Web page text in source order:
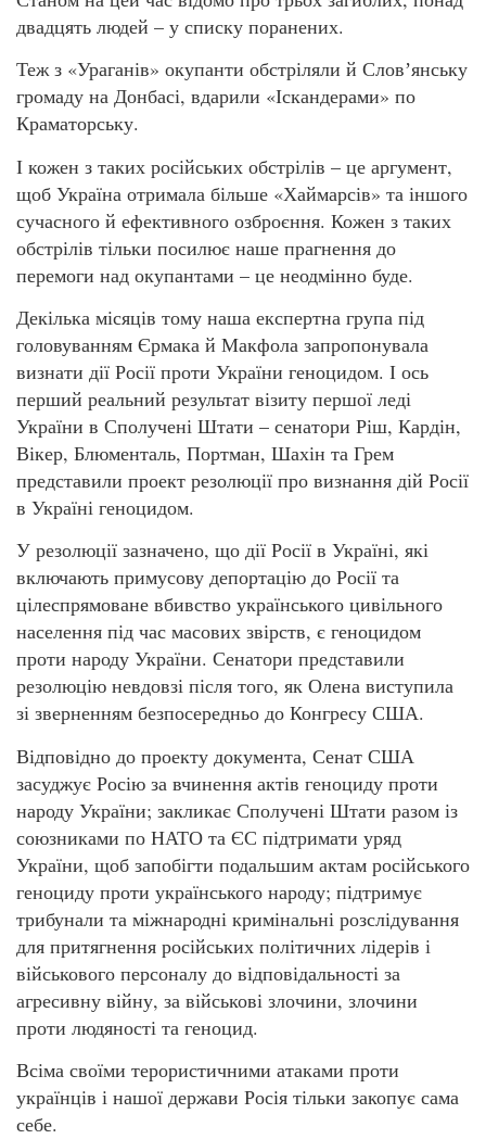
двадцять людей – у списку поранених.
Теж з «Ураганів» окупанти обстріляли й Словʼянську
громаду на Донбасі, вдарили «Іскандерами» по
Краматорську.
І кожен з таких російських обстрілів – це аргумент,
щоб Україна отримала більше «Хаймарсів» та іншого
сучасного й ефективного озброєння. Кожен з таких
обстрілів тільки посилює наше прагнення до
перемоги над окупантами – це неодмінно буде.
Декілька місяців тому наша експертна група під
головуванням Єрмака й Макфола запропонувала
визнати дії Росії проти України геноцидом. І ось
перший реальний результат візиту першої леді
України в Сполучені Штати – сенатори Ріш, Кардін,
Вікер, Блюменталь, Портман, Шахін та Грем
представили проект резолюції про визнання дій Росії
в Україні геноцидом.
У резолюції зазначено, що дії Росії в Україні, які
включають примусову депортацію до Росії та
цілеспрямоване вбивство українського цивільного
населення під час масових звірств, є геноцидом
проти народу України. Сенатори представили
резолюцію невдовзі після того, як Олена виступила
зі зверненням безпосередньо до Конгресу США.
Відповідно до проекту документа, Сенат США
засуджує Росію за вчинення актів геноциду проти
народу України; закликає Сполучені Штати разом із
союзниками по НАТО та ЄС підтримати уряд
України, щоб запобігти подальшим актам російського
геноциду проти українського народу; підтримує
трибунали та міжнародні кримінальні розслідування
для притягнення російських політичних лідерів і
військового персоналу до відповідальності за
агресивну війну, за військові злочини, злочини
проти людяності та геноцид.
Всіма своїми терористичними атаками проти
українців і нашої держави Росія тільки закопує сама
себе.